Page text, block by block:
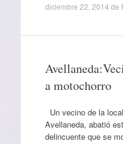
diciembre 22, 2014 de
a motochorro
Un vecino de la
Avellaneda, abatió
delincuente que se